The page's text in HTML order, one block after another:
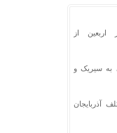
هزار زائر اربعین از
به سیریک و
آذربایجان